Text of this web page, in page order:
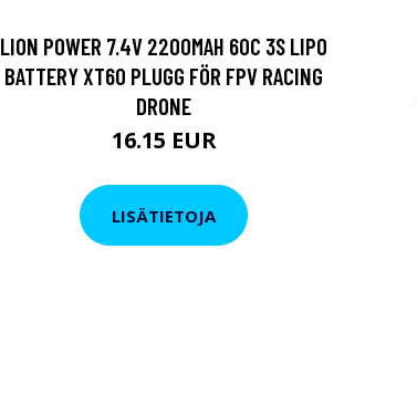
LION POWER 7.4V 2200MAH 60C 3S LIPO
BATTERY XT60 PLUGG FÖR FPV RACING
DRONE
16.15 EUR
LISÄTIETOJA